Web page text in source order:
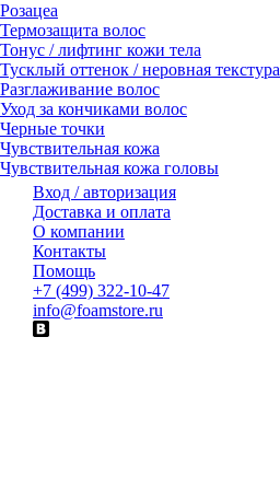
Розацеа
Термозащита волос
Тонус / лифтинг кожи тела
Тусклый оттенок / неровная текстура
Разглаживание волос
Уход за кончиками волос
Черные точки
Чувствительная кожа
Чувствительная кожа головы
Вход / авторизация
Доставка и оплата
О компании
Контакты
Помощь
+7 (499) 322-10-47
info@foamstore.ru